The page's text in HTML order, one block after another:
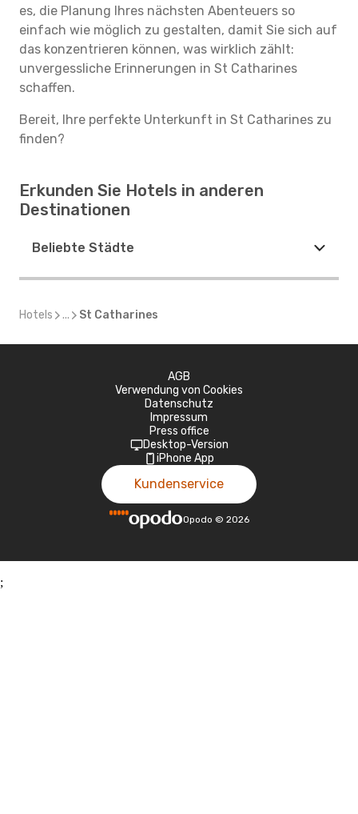
es, die Planung Ihres nächsten Abenteuers so
einfach wie möglich zu gestalten, damit Sie sich auf
das konzentrieren können, was wirklich zählt:
unvergessliche Erinnerungen in St Catharines
schaffen.
Bereit, Ihre perfekte Unterkunft in St Catharines zu
finden?
Erkunden Sie Hotels in anderen
Destinationen
Beliebte Städte
Hotels ... St Catharines
AGB
Verwendung von Cookies
Datenschutz
Impressum
Press office
Desktop-Version
iPhone App
Kundenservice
Opodo © 2026
;